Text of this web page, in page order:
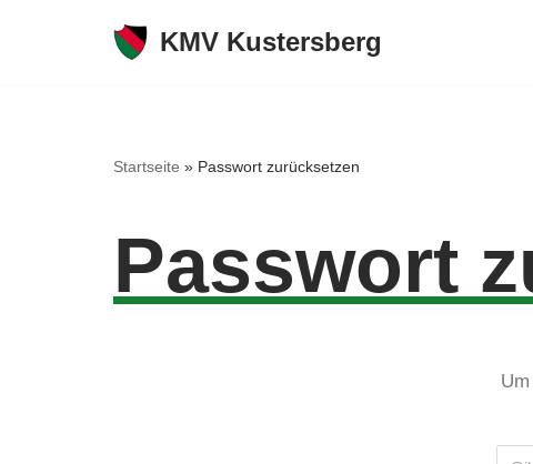
KMV Kustersberg
Startseite » Passwort zurücksetzen
Passwort